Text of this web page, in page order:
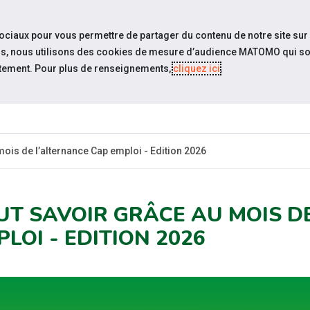
ESPACE
ESPACE
de l’alternance Cap emploi - Edition 2026
SAVOIR GRÂCE AU MOIS
- EDITION 2026
pour vous permettre de partager du contenu de notre site sur
nous utilisons des cookies de mesure d’audience MATOMO qui
Pour plus de renseignements,cliquez ici.